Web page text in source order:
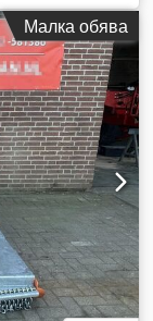
Малка обява